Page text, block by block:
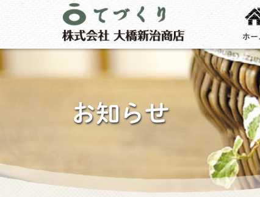
お知らせ
ホー